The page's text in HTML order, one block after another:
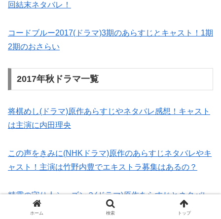
回結末ネタバレ！
コードブルー2017(ドラマ)3期のあらすじとキャスト！1期
2期のおさらい
2017年秋ドラマ一覧
将棋めし(ドラマ)原作あらすじやネタバレ感想！キャスト
は主演に内田理央
この声をきみに(NHKドラマ)原作のあらすじネタバレやキ
ャスト！主演は竹野内豊でエキストラ募集はあるの？
精霊の守り人シーズン３(ドラマ)原作あらすじとネタバレ
感想！キャスト相関図
ホーム 検索 トップ